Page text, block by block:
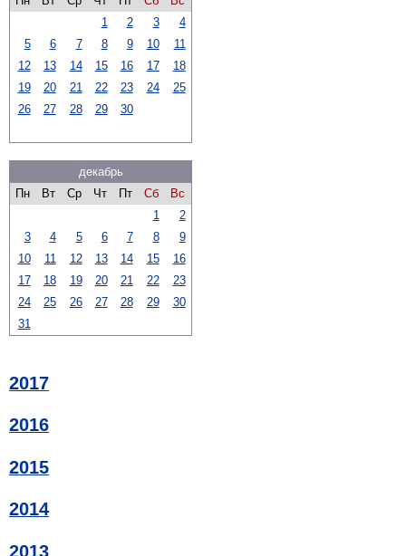
1
2 3
4
5
6 7 8 9 10
11
12
13 14 15 16 17
18
19
20 21 22 23 24
25
26
27 28 29 30
декабрь
Пн
Вт Ср Чт Пт Сб
Вс
1
2
3
4 5 6 7 8
9
10
11 12 13 14 15
16
17
18 19 20 21 22
23
24
25 26 27 28 29
30
31
2017
2016
2015
2014
2013